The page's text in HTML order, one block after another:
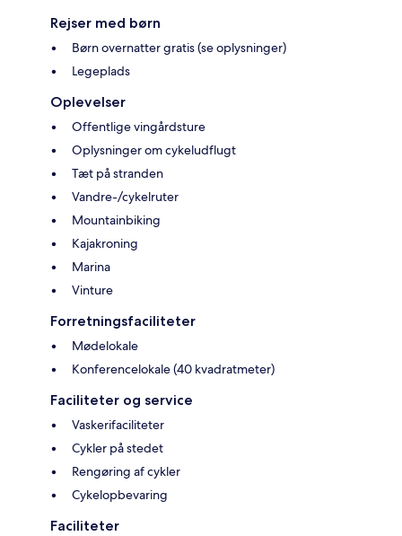
Rejser med børn
Børn overnatter gratis (se oplysninger)
Legeplads
Oplevelser
Offentlige vingårdsture
Oplysninger om cykeludflugt
Tæt på stranden
Vandre-/cykelruter
Mountainbiking
Kajakroning
Marina
Vinture
Forretningsfaciliteter
Mødelokale
Konferencelokale (40 kvadratmeter)
Faciliteter og service
Vaskerifaciliteter
Cykler på stedet
Rengøring af cykler
Cykelopbevaring
Faciliteter